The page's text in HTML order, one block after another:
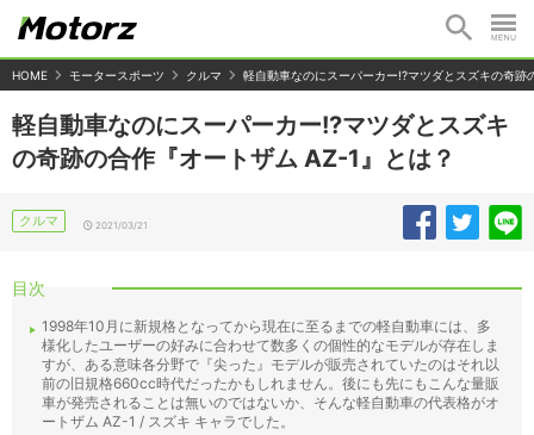
HOME モータースポーツ クルマ 軽自動車なのにスーパーカー!?マツダとスズキの奇
軽自動車なのにスーパーカー!?マツダとスズキ
の奇跡の合作『オートザム AZ-1』とは？
クルマ 2021/03/21
目次
1998年10月に新規格となってから現在に至るまでの軽自動車には、多
様化したユーザーの好みに合わせて数多くの個性的なモデルが存在しま
すが、ある意味各分野で『尖った』モデルが販売されていたのはそれ以
前の旧規格660cc時代だったかもしれません。後にも先にもこんな量販
車が発売されることは無いのではないか、そんな軽自動車の代表格がオ
ートザム AZ-1 / スズキ キャラでした。